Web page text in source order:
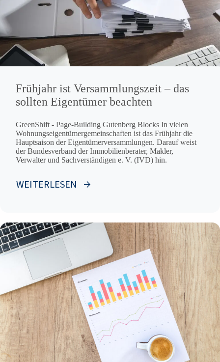
Frühjahr ist Versammlungszeit – das
sollten Eigentümer beachten
GreenShift - Page-Building Gutenberg Blocks In vielen
Wohnungseigentümergemeinschaften ist das Frühjahr die
Hauptsaison der Eigentümerversammlungen. Darauf weist
der Bundesverband der Immobilienberater, Makler,
Verwalter und Sachverständigen e. V. (IVD) hin.
WEITERLESEN